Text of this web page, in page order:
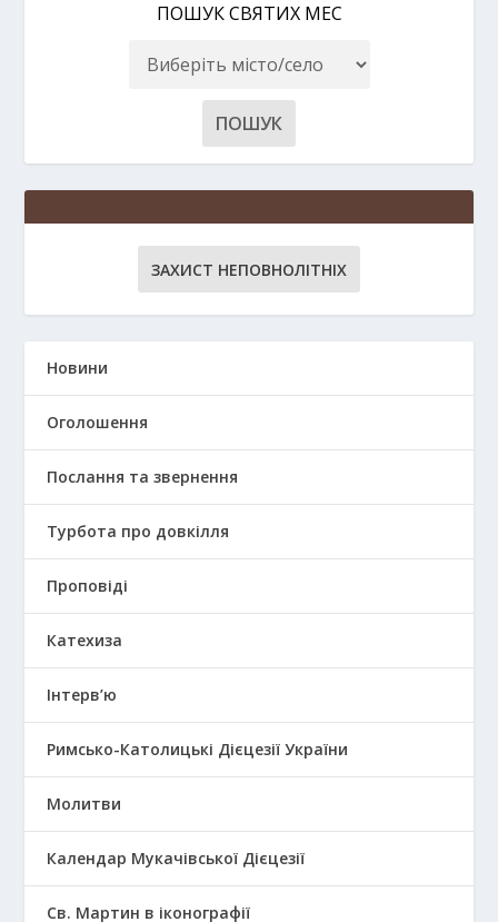
ПОШУК СВЯТИХ МЕС
ЗАХИСТ НЕПОВНОЛІТНІХ
Новини
Оголошення
Послання та звернення
Турбота про довкілля
Проповіді
Катехиза
Інтерв’ю
Римсько-Католицькі Дієцезії України
Молитви
Календар Мукачівської Дієцезії
Св. Мартин в іконографії